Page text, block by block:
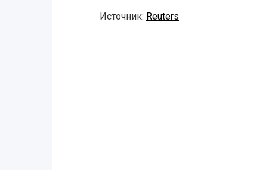
Источник: Reuters